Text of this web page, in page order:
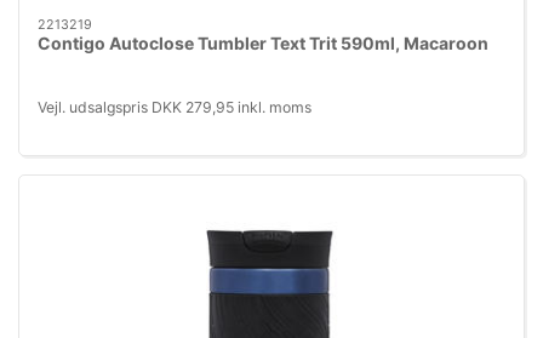
2213219
Contigo Autoclose Tumbler Text Trit 590ml, Macaroon
Vejl. udsalgspris DKK 279,95 inkl. moms